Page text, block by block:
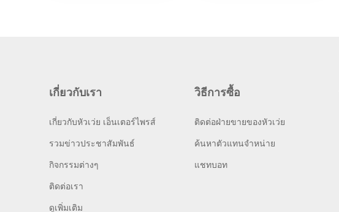
เกี่ยวกับเรา
เกี่ยวกับหัวเว่ย เอ็นเตอร์ไพรส์
รวมข่าวประชาสัมพันธ์
กิจกรรมต่างๆ
ติดต่อเรา
ดูเพิ่มเติม
วิธีการซื้อ
ติดต่อฝ่ายขายของหัวเว่ย
ค้นหาตัวแทนจำหน่าย
แชทบอท